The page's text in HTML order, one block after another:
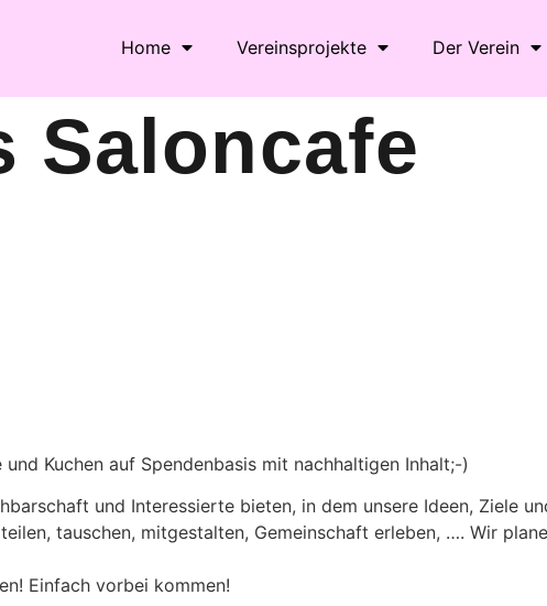
Home Vereinsprojekte Der Verein
Saloncafe
Kuchen auf Spendenbasis mit nachhaltigen Inhalt;-)
und Interessierte bieten, in dem unsere Ideen, Ziele
tauschen, mitgestalten, Gemeinschaft erleben, …. Wir
Einfach vorbei kommen!